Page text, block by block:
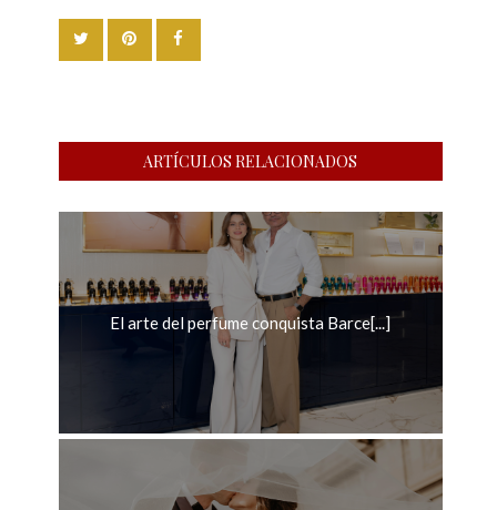
ARTÍCULOS RELACIONADOS
El arte del perfume conquista Barce[...]